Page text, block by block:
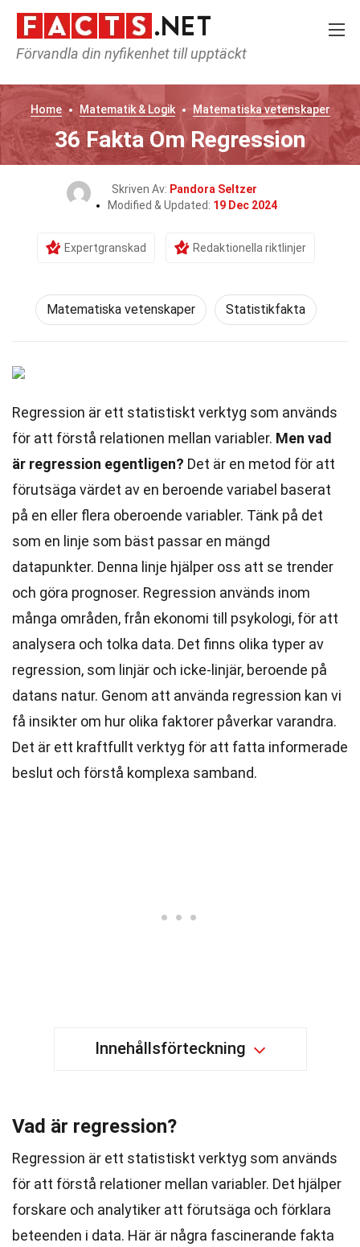
Förvandla din nyfikenhet till upptäckt
Home Matematik & Logik Matematiska vetenskaper
36 Fakta Om Regression
Skriven Av: Pandora Seltzer
Modified & Updated: 19 Dec 2024
Expertgranskad Redaktionella riktlinjer
Matematiska vetenskaper Statistikfakta
Regression är ett statistiskt verktyg som används
för att förstå relationen mellan variabler. Men vad
är regression egentligen? Det är en metod för att
förutsäga värdet av en beroende variabel baserat
på en eller flera oberoende variabler. Tänk på det
som en linje som bäst passar en mängd
datapunkter. Denna linje hjälper oss att se trender
och göra prognoser. Regression används inom
många områden, från ekonomi till psykologi, för att
analysera och tolka data. Det finns olika typer av
regression, som linjär och icke-linjär, beroende på
datans natur. Genom att använda regression kan vi
få insikter om hur olika faktorer påverkar varandra.
Det är ett kraftfullt verktyg för att fatta informerade
beslut och förstå komplexa samband.
Innehållsförteckning
Vad är regression?
Regression är ett statistiskt verktyg som används
för att förstå relationer mellan variabler. Det hjälper
forskare och analytiker att förutsäga och förklara
beteenden i data. Här är några fascinerande fakta